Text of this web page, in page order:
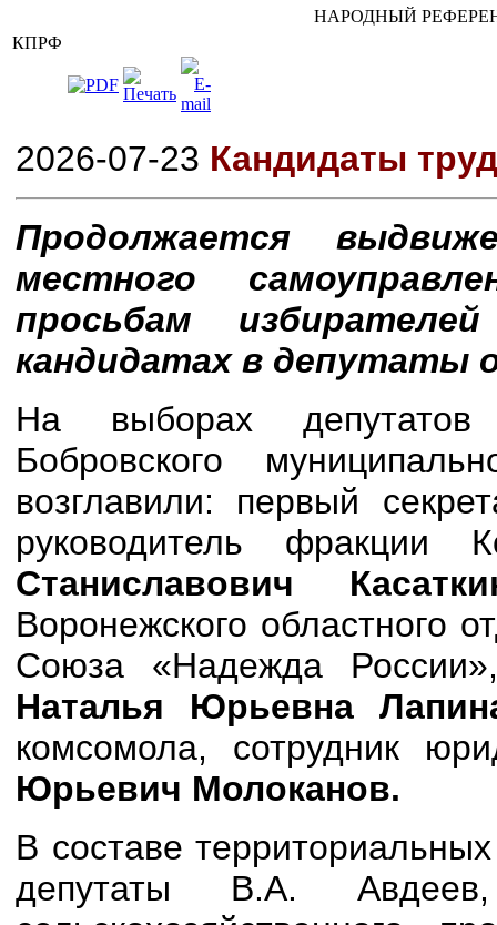
НАРОДНЫЙ
КПРФ
2026-07-23 Кандидаты
Продолжается
местного
просьбам
кандидатах в депутаты
На выборах депутатов
Бобровского
возглавили: первый
руководитель
Станиславович
Воронежского областного
Союза «Надежда
Наталья Юрьевна
комсомола, сотрудник
Юрьевич Молоканов.
В составе
депутаты В.А.